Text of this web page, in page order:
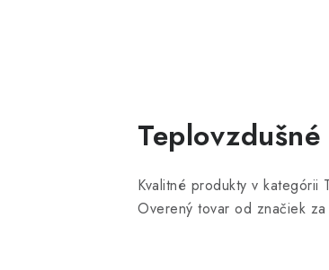
Kvalitné produkty v kategórii
Overený tovar od značiek